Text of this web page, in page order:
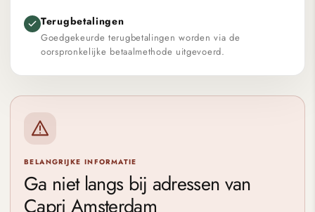
Terugbetalingen
Goedgekeurde terugbetalingen worden via de
oorspronkelijke betaalmethode uitgevoerd.
BELANGRIJKE INFORMATIE
Ga niet langs bij adressen van
Capri Amsterdam